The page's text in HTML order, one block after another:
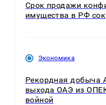
Срок продажи
имущества в РФ
Экономика
Рекордная добыча
выхода ОАЭ из
войной